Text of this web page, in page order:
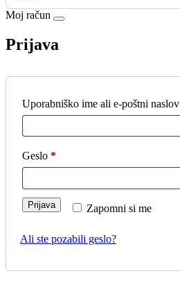
Moj račun
Prijava
Uporabniško ime ali e-poštni naslov
Geslo *Zahtevano
Zapomni si me
Prijava
Ali ste pozabili geslo?